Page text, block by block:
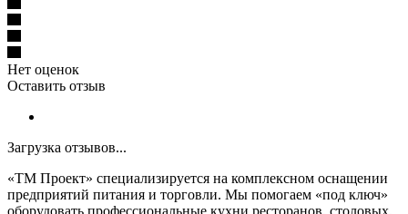
Нет оценок
Оставить отзыв
Загрузка отзывов...
«ТМ Проект» специализируется на комплексном оснащении
предприятий питания и торговли. Мы помогаем «под ключ»
оборудовать профессиональные кухни ресторанов, столовых,